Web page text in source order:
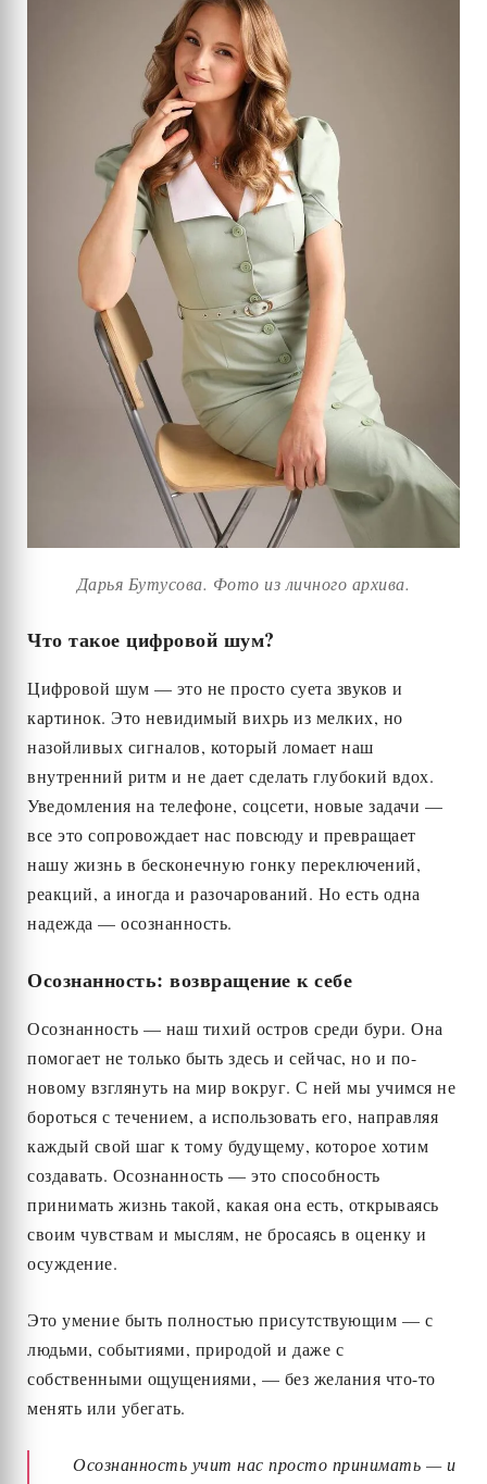
Дарья Бутусова. Фото из личного архива.
Что такое цифровой шум?
Цифровой шум — это не просто суета звуков и
картинок. Это невидимый вихрь из мелких, но
назойливых сигналов, который ломает наш
внутренний ритм и не дает сделать глубокий вдох.
Уведомления на телефоне, соцсети, новые задачи —
все это сопровождает нас повсюду и превращает
нашу жизнь в бесконечную гонку переключений,
реакций, а иногда и разочарований. Но есть одна
надежда — осознанность.
Осознанность: возвращение к себе
Осознанность — наш тихий остров среди бури. Она
помогает не только быть здесь и сейчас, но и по-
новому взглянуть на мир вокруг. С ней мы учимся не
бороться с течением, а использовать его, направляя
каждый свой шаг к тому будущему, которое хотим
создавать. Осознанность — это способность
принимать жизнь такой, какая она есть, открываясь
своим чувствам и мыслям, не бросаясь в оценку и
осуждение.
Это умение быть полностью присутствующим — с
людьми, событиями, природой и даже с
собственными ощущениями, — без желания что-то
менять или убегать.
Осознанность учит нас просто принимать — и